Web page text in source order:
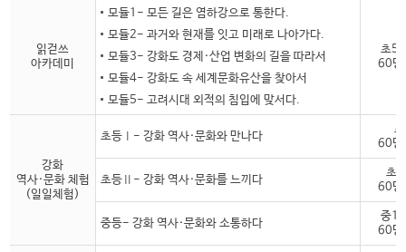
읽걷쓰
아카데미
모듈1- 모든 길은 염하강으로 통한다.
모듈2- 과거와 현재를 잇고 미래로 나아가다.
모듈3- 강화도 경제·산업 변화의 길을 따라서
모듈4- 강화도 속 세계문화유산을 찾아서
모듈5- 고려시대 외적의 침입에 맞서다.
초
60명
강화
역사·문화 체험
(일일체험)
초등Ⅰ- 강화 역사·문화와 만나다
60명
초등Ⅱ- 강화 역사·문화를 느끼다
초
60명
중등- 강화 역사·문화와 소통하다
중
60명